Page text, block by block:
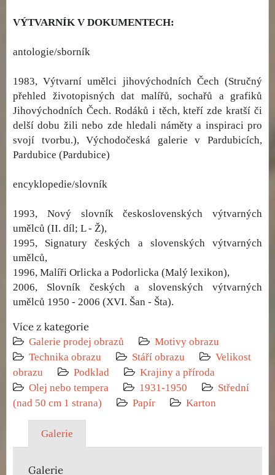
VÝTVARNÍK V DOKUMENTECH:
antologie/sborník
1983, Výtvarní umělci jihovýchodních Čech (Stručný
přehled životopisných dat malířů, sochařů a grafiků
Jihovýchodních Čech. Rodáků i těch, kteří zde kratší či
delší dobu žili nebo zde hledali náměty a inspiraci pro
svojí tvorbu.), Východočeská galerie v Pardubicích,
Pardubice (Pardubice)
encyklopedie/slovník
1993, Nový slovník československých výtvarných
umělců (II. díl; L - Ž),
1995, Signatury českých a slovenských výtvarných
umělců,
1996, Malíři Orlicka a Podorlicka (Malý lexikon),
2006, Slovník českých a slovenských výtvarných
umělců 1950 - 2006 (XVI. Šan - Šta).
Více z kategorie
Galerie prodej obrazů
Motivy obrazu
Technika obrazu
Stáří obrazu
Velikost
obrazu
Podklad
Krajiny a příroda
Olej nebo tempera
1931-1950
Střední
(nad 50 cm 1 strana)
Papír Karton
Galerie
Galerie